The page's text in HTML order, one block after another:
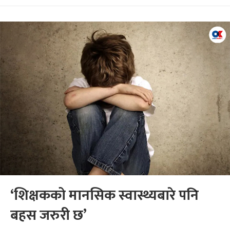
‘शिक्षकको मानसिक स्वास्थ्यबारे पनि
बहस जरुरी छ’